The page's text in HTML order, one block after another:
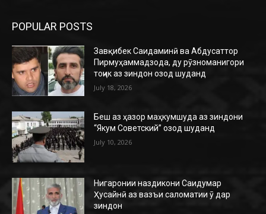
POPULAR POSTS
Завқибек Саидаминӣ ва Абдусаттор
Пирмуҳаммадзода, ду рӯзноманигори
тоҷик аз зиндон озод шуданд
July 18, 2026
Беш аз ҳазор маҳкумшуда аз зиндони
“Якум Советский” озод шуданд
July 10, 2026
Нигаронии наздикони Саидумар
Ҳусайнӣ аз вазъи саломатии ӯ дар
зиндон